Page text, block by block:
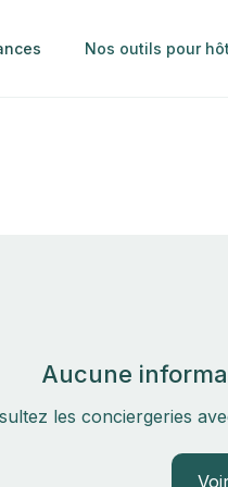
Nos outils pour
Aucune
les conciergeries